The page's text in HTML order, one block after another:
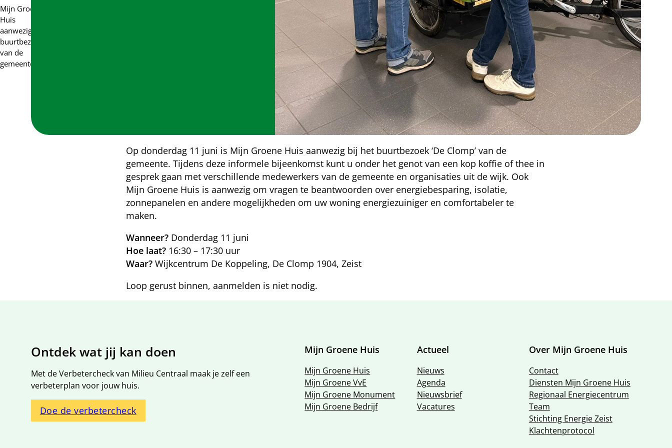
Mijn Groene
Huis
aanwezig bij
buurtbezoek
van de
gemeente
Op donderdag 11 juni is Mijn Groene Huis aanwezig bij het buurtbezoek ‘De Clomp’ van de
gemeente. Tijdens deze informele bijeenkomst kunt u onder het genot van een kop koffie of thee in
gesprek gaan met verschillende medewerkers van de gemeente en organisaties uit de wijk. Ook
Mijn Groene Huis is aanwezig om vragen te beantwoorden over energiebesparing, isolatie,
zonnepanelen en andere mogelijkheden om uw woning energiezuiniger en comfortabeler te
maken.
Wanneer? Donderdag 11 juni
Hoe laat? 16:30 – 17:30 uur
Waar? Wijkcentrum De Koppeling, De Clomp 1904, Zeist
Loop gerust binnen, aanmelden is niet nodig.
Algemene informatie
Ontdek wat jij kan doen
Met de Verbetercheck van Milieu Centraal maak je zelf een
verbeterplan voor jouw huis.
Doe de verbetercheck
Mijn Groene Huis
Mijn Groene Huis
Mijn Groene VvE
Mijn Groene Monument
Mijn Groene Bedrijf
Actueel
Nieuws
Agenda
Nieuwsbrief
Vacatures
Over Mijn Groene Huis
Contact
Diensten Mijn Groene Huis
Regionaal Energiecentrum
Team
Stichting Energie Zeist
Klachtenprotocol